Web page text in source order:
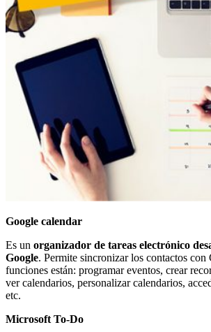
Google calendar
Es un organizador de tareas electrónico
Google. Permite sincronizar los contactos con
funciones están: programar eventos, crear
ver calendarios, personalizar calendarios,
etc.
Microsoft To-Do